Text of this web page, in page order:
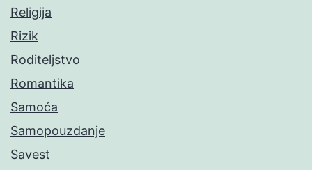
Religija
Rizik
Roditeljstvo
Romantika
Samoća
Samopouzdanje
Savest